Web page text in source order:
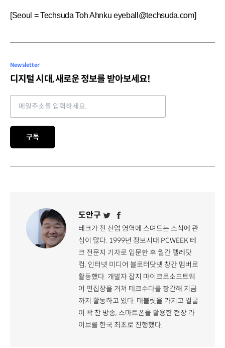
[Seoul = Techsuda Toh Ahnku eyeball@techsuda.com]
Newsletter
디지털 시대, 새로운 정보를 받아보세요!
Email address
구독
도안구
테크가 전 산업 영역에 스며드는 소식에 관
심이 많다. 1999년 정보시대 PCWEEK 테
크 전문지 기자로 입문한 후 월간 텔레닷
컴, 인터넷 미디어 블로터닷넷 창간 멤버로
활동했다. 개발자 잡지 마이크로소프트웨
어 편집장을 거쳐 테크수다를 창간해 지금
까지 활동하고 있다. 태블릿을 가지고 얼굴
이 꽉 찬 방송, 스마트폰을 활용한 현장 라
이브를 한국 최초로 진행했다.